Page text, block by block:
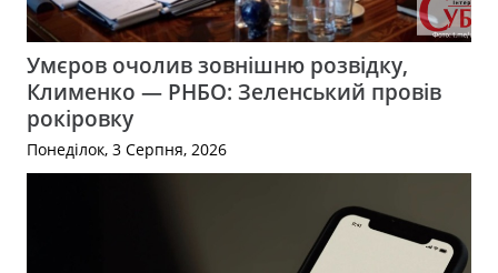
Умєров очолив зовнішню розвідку,
Клименко — РНБО: Зеленський провів
рокіровку
Понеділок, 3 Серпня, 2026